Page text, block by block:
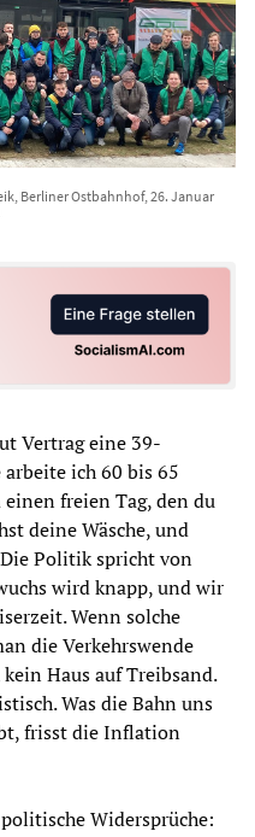
Berliner Ostbahnhof, 26. Januar
Vertrag eine 39-
ich 60 bis 65
freien Tag, den du
deine Wäsche, und
Politik spricht von
wird knapp, und wir
Wenn solche
die Verkehrswende
Haus auf Treibsand.
Was die Bahn uns
frisst die Inflation
Widersprüche: